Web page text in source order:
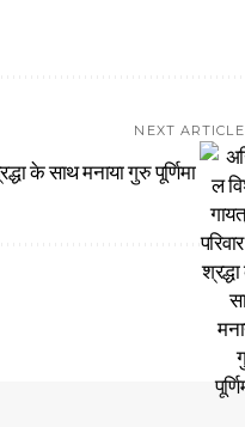
NEXT ARTICLE
के साथ मनाया गुरु पूर्णिमा